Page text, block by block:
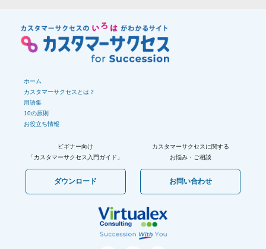
ホーム
カスタマーサクセスとは？
用語集
10の原則
お役立ち情報
ビギナー向け
「カスタマーサクセス 入門ガイド」
ダウンロード
カスタマーサクセスに関する
お悩み・ご相談
お問い合わせ